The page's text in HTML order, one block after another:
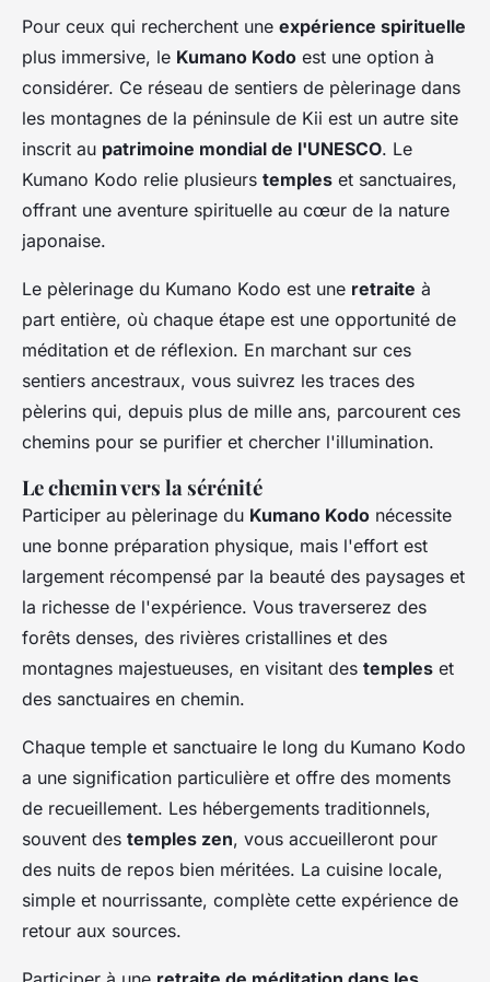
Pour ceux qui recherchent une expérience spirituelle
plus immersive, le Kumano Kodo est une option à
considérer. Ce réseau de sentiers de pèlerinage dans
les montagnes de la péninsule de Kii est un autre site
inscrit au patrimoine mondial de l'UNESCO. Le
Kumano Kodo relie plusieurs temples et sanctuaires,
offrant une aventure spirituelle au cœur de la nature
japonaise.
Le pèlerinage du Kumano Kodo est une retraite à
part entière, où chaque étape est une opportunité de
méditation et de réflexion. En marchant sur ces
sentiers ancestraux, vous suivrez les traces des
pèlerins qui, depuis plus de mille ans, parcourent ces
chemins pour se purifier et chercher l'illumination.
Le chemin vers la sérénité
Participer au pèlerinage du Kumano Kodo nécessite
une bonne préparation physique, mais l'effort est
largement récompensé par la beauté des paysages et
la richesse de l'expérience. Vous traverserez des
forêts denses, des rivières cristallines et des
montagnes majestueuses, en visitant des temples et
des sanctuaires en chemin.
Chaque temple et sanctuaire le long du Kumano Kodo
a une signification particulière et offre des moments
de recueillement. Les hébergements traditionnels,
souvent des temples zen, vous accueilleront pour
des nuits de repos bien méritées. La cuisine locale,
simple et nourrissante, complète cette expérience de
retour aux sources.